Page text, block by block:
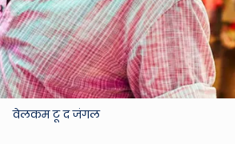
वेलकम टू द जंगल